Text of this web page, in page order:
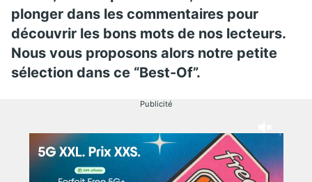
plonger dans les commentaires pour
découvrir les bons mots de nos lecteurs.
Nous vous proposons alors notre petite
sélection dans ce “Best-Of”.
Publicité